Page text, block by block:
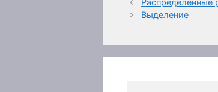
Распределенные
Выделение